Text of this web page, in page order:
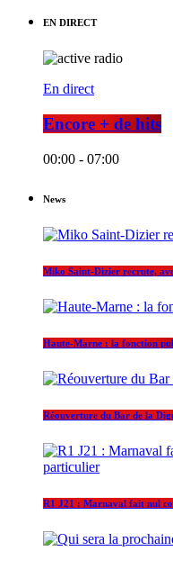
EN DIRECT
En direct
Encore + de hits
00:00 - 07:00
News
Miko Saint-Dizier recrute,
Haute-Marne : la fonction
Réouverture du Bar de la
R1 J21 : Marnaval fait nul